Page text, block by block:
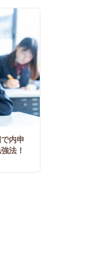
内申
法！